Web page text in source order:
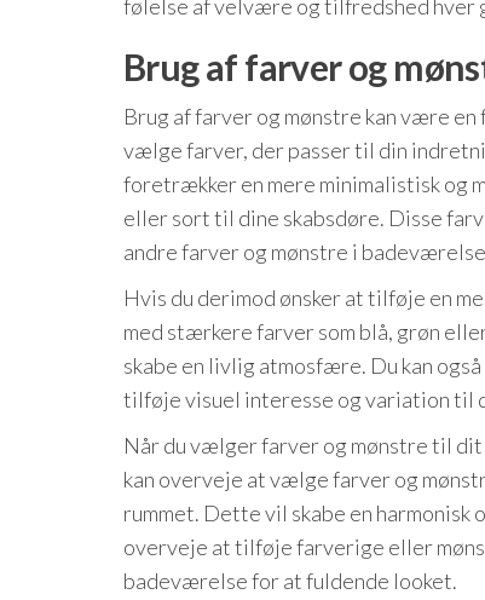
følelse af velvære og tilfredshed hver
Brug af farver og
Brug af farver og mønstre kan være
vælge farver, der passer til din
foretrækker en mere minimalistisk og
eller sort til dine skabsdøre. Disse
andre farver og mønstre i
Hvis du derimod ønsker at tilføje en
med stærkere farver som blå, grøn
skabe en livlig atmosfære. Du kan
tilføje visuel interesse og variation til
Når du vælger farver og mønstre til
kan overveje at vælge farver og
rummet. Dette vil skabe en
overveje at tilføje farverige eller
badeværelse for at fuldende looket.